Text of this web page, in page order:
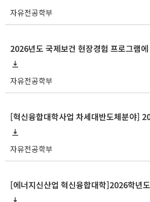
자유전공학부
2026년도 국제보건 현장경험 프로그램
자유전공학부
자유전공학부